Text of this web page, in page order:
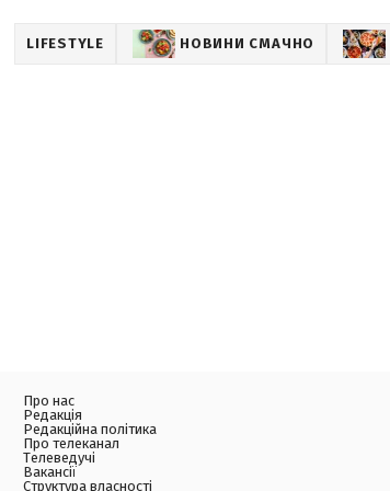
LIFESTYLE НОВИНИ СМАЧНО
Про нас
Редакція
Редакційна політика
Про телеканал
Телеведучі
Вакансії
Структура власності